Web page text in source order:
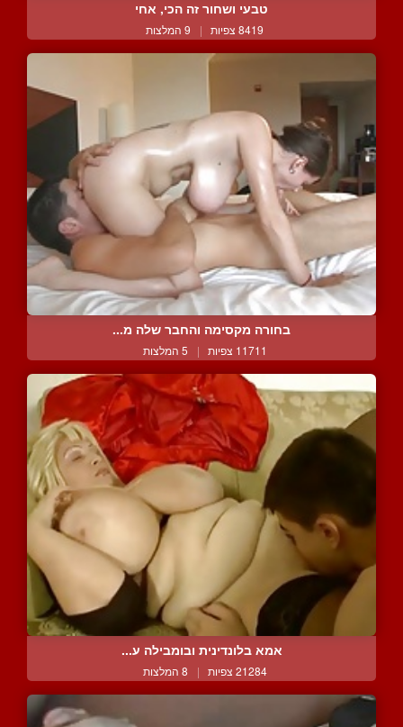
טבעי ושחור זה הכי, אחי
8419 צפיות | 9 המלצות
בחורה מקסימה והחבר שלה מ...
11711 צפיות | 5 המלצות
אמא בלונדינית ובומבילה ע...
21284 צפיות | 8 המלצות